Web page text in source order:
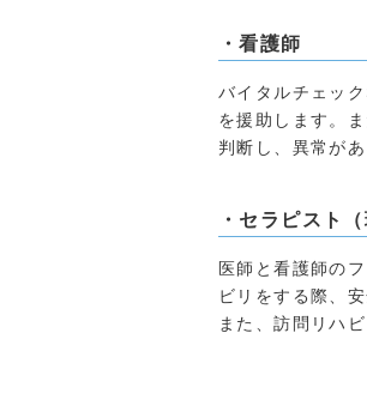
・看護師
バイタルチェッ
を援助します。
判断し、異常が
・セラピスト
医師と看護師の
ビリをする際、
また、訪問リハ